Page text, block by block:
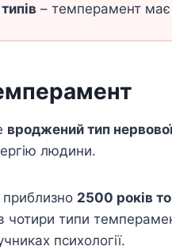
– темперамент має
вроджений тип
людини.
приблизно 2500 років
чотири типи
психології.